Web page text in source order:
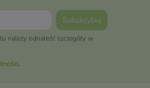
należy odnaleźć szczegóły w
.